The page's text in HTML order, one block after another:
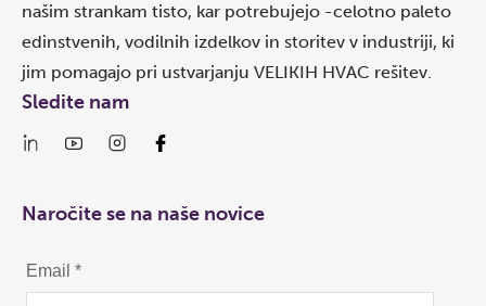
našim strankam tisto, kar potrebujejo -celotno paleto
edinstvenih, vodilnih izdelkov in storitev v industriji, ki
jim pomagajo pri ustvarjanju VELIKIH HVAC rešitev.
Sledite nam
Naročite se na naše novice